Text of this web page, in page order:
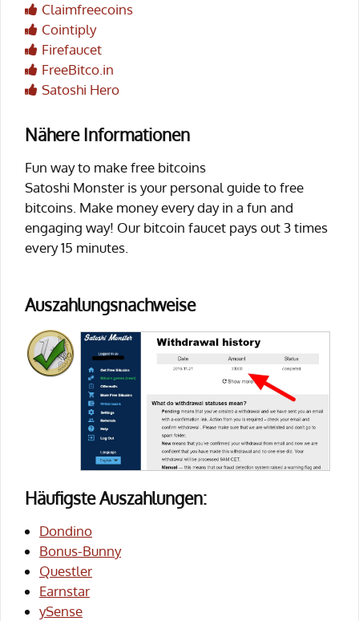
Claimfreecoins
Cointiply
Firefaucet
FreeBitco.in
Satoshi Hero
Nähere Informationen
Fun way to make free bitcoins
Satoshi Monster is your personal guide to free
bitcoins. Make money every day in a fun and
engaging way! Our bitcoin faucet pays out 3 times
every 15 minutes.
Auszahlungsnachweise
Häufigste Auszahlungen:
Dondino
Bonus-Bunny
Questler
Earnstar
ySense